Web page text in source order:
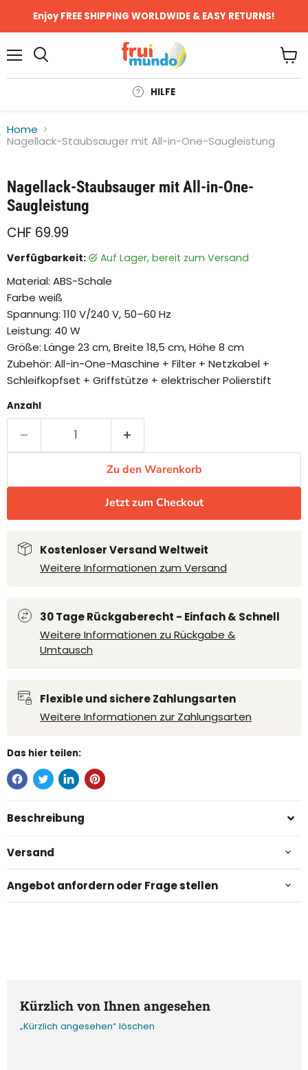
Enjoy FREE SHIPPING WORLDWIDE & EASY RETURNS!
HILFE
Home
Nagellack-Staubsauger mit All-in-One-Saugleistung
Klicken oder scrollen, um zu Zoomen
Nagellack-Staubsauger mit All-in-One-
Saugleistung
CHF 69.99
Verfügbarkeit: auf Lager, bereit zum Versand
Material: ABS-Schale
Farbe weiß
Spannung: 110 V/240 V, 50–60 Hz
Leistung: 40 W
Größe: Länge 23 cm, Breite 18,5 cm, Höhe 8 cm
Zubehör: All-in-One-Maschine + Filter + Netzkabel +
Schleifkopfset + Griffstütze + elektrischer Polierstift
Anzahl
Zu den Warenkorb
Jetzt zum Checkout
Kostenloser Versand Weltweit
Weitere Informationen zum Versand
30 Tage Rückgaberecht - Einfach & Schnell
Weitere Informationen zu Rückgabe &
Umtausch
Flexible und sichere Zahlungsarten
Weitere Informationen zur Zahlungsarten
Das hier teilen:
Beschreibung
Versand
Angebot anfordern oder Frage stellen
Kürzlich von Ihnen angesehen
„Kürzlich angesehen“ löschen